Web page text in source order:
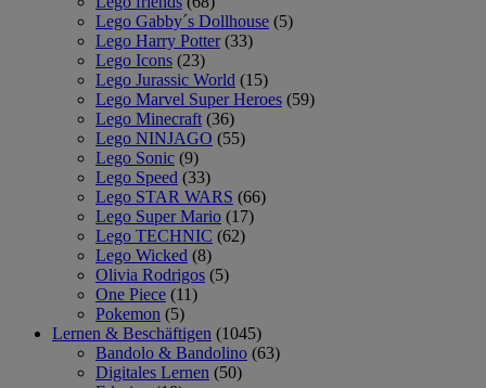
Lego Gabby´s Dollhouse (5)
Lego Harry Potter (33)
Lego Icons (23)
Lego Jurassic World (15)
Lego Marvel Super Heroes (59)
Lego Minecraft (36)
Lego NINJAGO (55)
Lego Sonic (9)
Lego Speed (33)
Lego STAR WARS (66)
Lego Super Mario (17)
Lego TECHNIC (62)
Lego Wicked (8)
Olivia Rodrigos (5)
One Piece (11)
Pokemon (5)
Lernen & Beschäftigen (1045)
Bandolo & Bandolino (63)
Digitales Lernen (50)